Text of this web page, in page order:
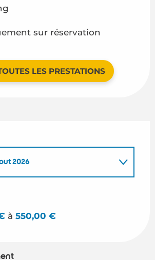
sur réservation
LES PRESTATIONS
2026
2026 au 31 décembre 2026
à 550,00 €